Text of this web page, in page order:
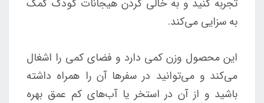
به سزایی می‌کند.
این محصول وزن کمی دارد و فضای کمی را اشغال
می‌کند و می‌توانید در سفرها آن را همراه داشته
باشید و از آن در استخر یا آب‌های کم عمق بهره